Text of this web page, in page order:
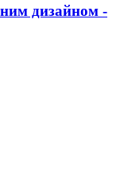
дизайном -